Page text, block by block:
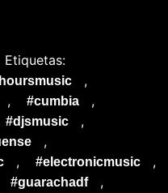
Etiquetas:
,
, #cumbia ,
#djsmusic ,
,
, #electronicmusic ,
#guarachadf ,